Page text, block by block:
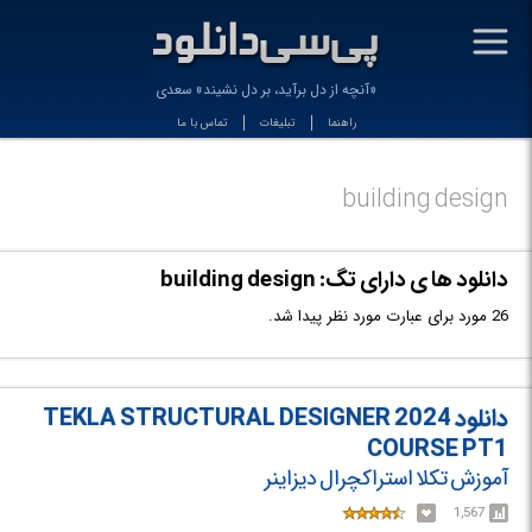
-«آنچه از دل برآید، بر دل نشیند» سعدی
راهنما تبلیغات تماس با ما
building design
دانلود ها ی دارای تگ: building design
26 مورد برای عبارت مورد نظر پیدا شد.
دانلود TEKLA STRUCTURAL DESIGNER 2024
COURSE PT1
آموزش تکلا استراکچرال دیزاینر
1,567